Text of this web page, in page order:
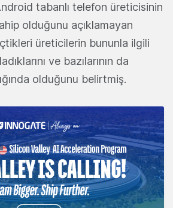
tabanlı telefon üreticisinin
olduğunu açıklamayan
üreticilerin bununla ilgili
ve bazılarının da
olduğunu belirtmiş.